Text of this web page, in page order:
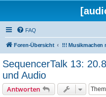
FAQ
Foren-Übersicht
SequencerTalk 13:
und Audio
Antworten